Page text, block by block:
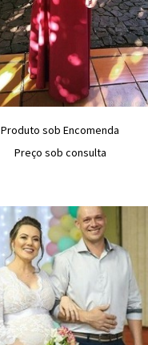
Produto sob Encomenda
Preço sob consulta